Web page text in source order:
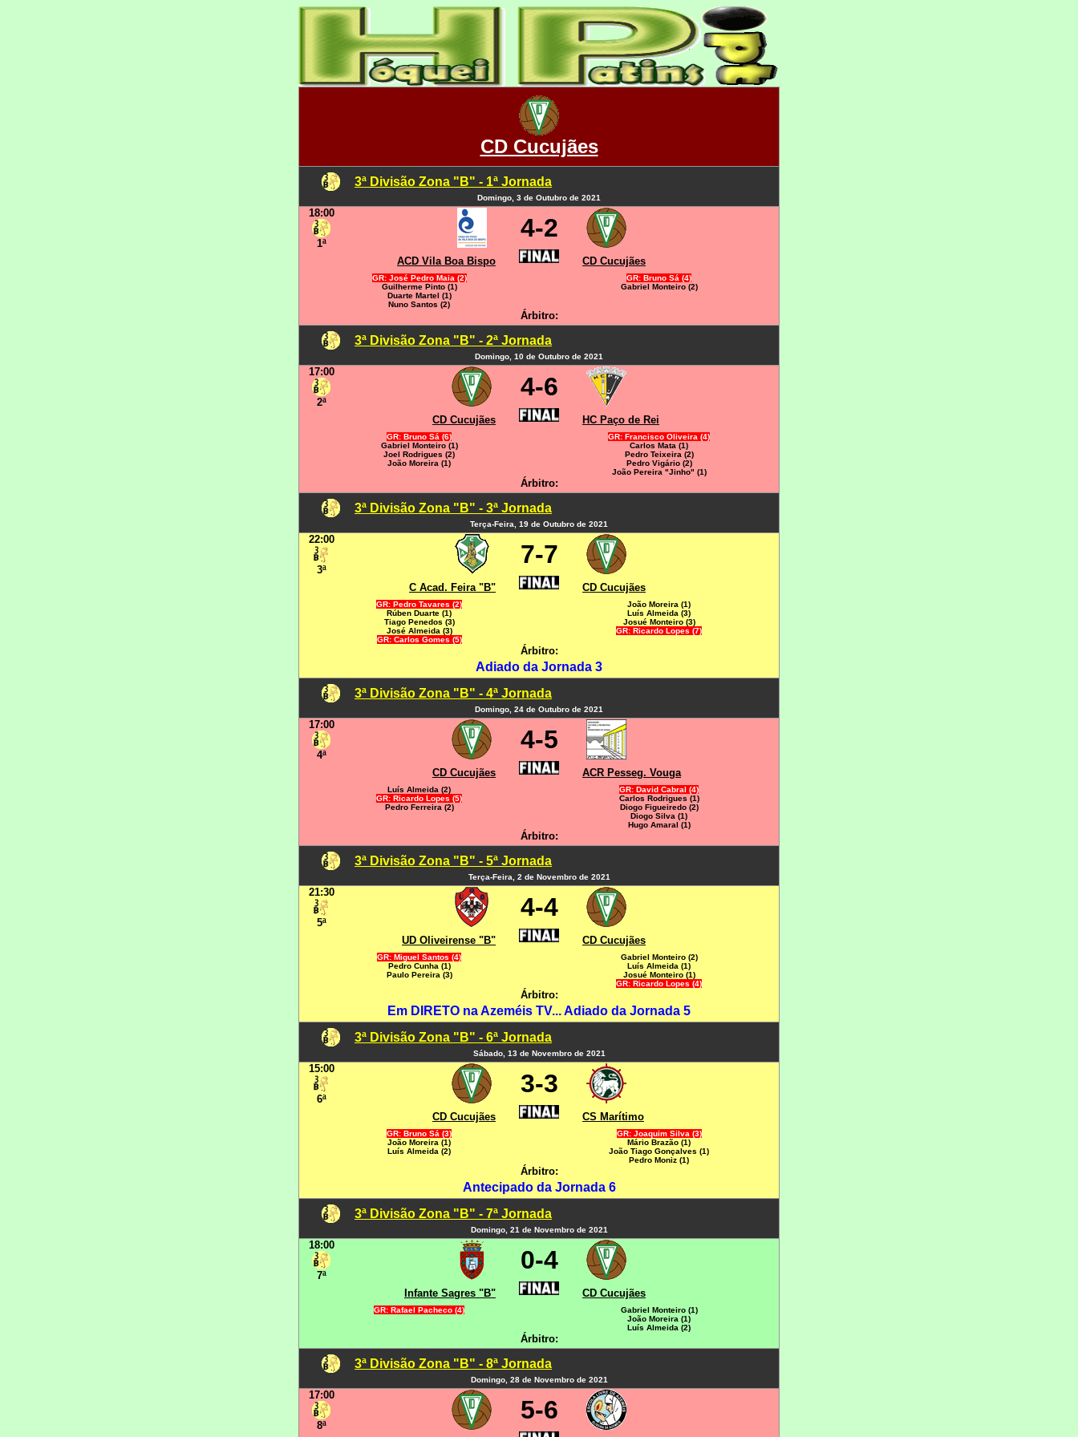
CD Cucujães
3ª Divisão Zona "B" - 1ª Jornada
Domingo, 3 de Outubro de 2021
18:00
1ª
4-2
ACD Vila Boa Bispo CD Cucujães
GR: José Pedro Maia (2)
Guilherme Pinto (1)
Duarte Martel (1)
Nuno Santos (2)
GR: Bruno Sá (4)
Gabriel Monteiro (2)
Árbitro:
3ª Divisão Zona "B" - 2ª Jornada
Domingo, 10 de Outubro de 2021
17:00
2ª
4-6
CD Cucujães HC Paço de Rei
GR: Bruno Sá (6)
Gabriel Monteiro (1)
Joel Rodrigues (2)
João Moreira (1)
GR: Francisco Oliveira (4)
Carlos Mata (1)
Pedro Teixeira (2)
Pedro Vigário (2)
João Pereira "Jinho" (1)
Árbitro:
3ª Divisão Zona "B" - 3ª Jornada
Terça-Feira, 19 de Outubro de 2021
22:00
3ª
7-7
C Acad. Feira "B" CD Cucujães
GR: Pedro Tavares (2)
Rúben Duarte (1)
Tiago Penedos (3)
José Almeida (3)
GR: Carlos Gomes (5)
João Moreira (1)
Luís Almeida (3)
Josué Monteiro (3)
GR: Ricardo Lopes (7)
Árbitro:
Adiado da Jornada 3
3ª Divisão Zona "B" - 4ª Jornada
Domingo, 24 de Outubro de 2021
17:00
4ª
4-5
CD Cucujães ACR Pesseg. Vouga
Luís Almeida (2)
GR: Ricardo Lopes (5)
Pedro Ferreira (2)
GR: David Cabral (4)
Carlos Rodrigues (1)
Diogo Figueiredo (2)
Diogo Silva (1)
Hugo Amaral (1)
Árbitro:
3ª Divisão Zona "B" - 5ª Jornada
Terça-Feira, 2 de Novembro de 2021
21:30
5ª
4-4
UD Oliveirense "B" CD Cucujães
GR: Miguel Santos (4)
Pedro Cunha (1)
Paulo Pereira (3)
Gabriel Monteiro (2)
Luís Almeida (1)
Josué Monteiro (1)
GR: Ricardo Lopes (4)
Árbitro:
Em DIRETO na Azeméis TV... Adiado da Jornada 5
3ª Divisão Zona "B" - 6ª Jornada
Sábado, 13 de Novembro de 2021
15:00
6ª
3-3
CD Cucujães CS Marítimo
GR: Bruno Sá (3)
João Moreira (1)
Luís Almeida (2)
GR: Joaquim Silva (3)
Mário Brazão (1)
João Tiago Gonçalves (1)
Pedro Moniz (1)
Árbitro:
Antecipado da Jornada 6
3ª Divisão Zona "B" - 7ª Jornada
Domingo, 21 de Novembro de 2021
18:00
7ª
0-4
Infante Sagres "B" CD Cucujães
GR: Rafael Pacheco (4)
Gabriel Monteiro (1)
João Moreira (1)
Luís Almeida (2)
Árbitro:
3ª Divisão Zona "B" - 8ª Jornada
Domingo, 28 de Novembro de 2021
17:00
8ª
5-6